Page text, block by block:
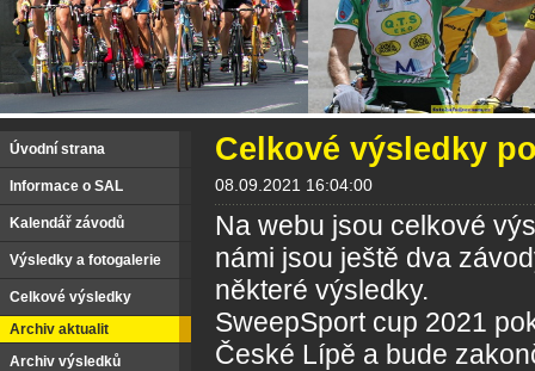
Úvodní strana
Informace o SAL
Kalendář závodů
Výsledky a fotogalerie
Celkové výsledky
Archiv aktualit
Archiv výsledků
Celkové výsledky
08.09.2021 16:04:00
Na webu jsou celkové
námi jsou ještě dva
některé výsledky.
SweepSport cup 2021
České Lípě a bude